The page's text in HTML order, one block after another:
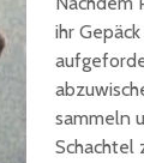
ihr
sammeln
Schachtel